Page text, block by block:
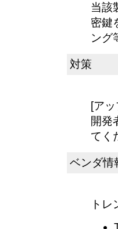
当該
密鍵
ング
対策
[ア
開発
てく
ベンダ情
トレ